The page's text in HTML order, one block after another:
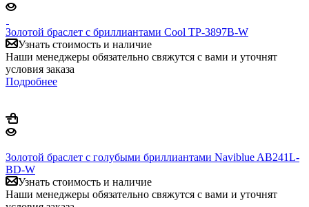
Золотой браслет с бриллиантами Cool TP-3897B-W
Узнать стоимость и наличие
Наши менеджеры обязательно свяжутся с вами и уточнят
условия заказа
Подробнее
Золотой браслет с голубыми бриллиантами Naviblue AB241L-
BD-W
Узнать стоимость и наличие
Наши менеджеры обязательно свяжутся с вами и уточнят